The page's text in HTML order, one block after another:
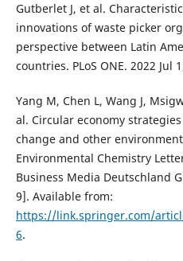
Gutberlet J, et al.
innovations of waste picker
perspective between Latin
countries. PLoS ONE. 2022 Jul
Yang M, Chen L, Wang J,
al. Circular economy
change and other
Environmental Chemistry
Business Media Deutschland
9]. Available from:
https://link.springer.com/
6.